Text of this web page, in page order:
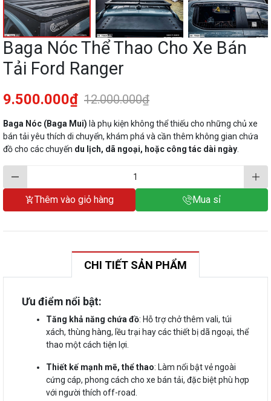
Baga Nóc Thể Thao Cho Xe Bán
Tải Ford Ranger
9.500.000₫ 12.000.000₫
Baga Nóc (Baga Mui) là phụ kiện không thể thiếu cho những chủ xe
bán tải yêu thích di chuyển, khám phá và cần thêm không gian chứa
đồ cho các chuyến du lịch, dã ngoại, hoặc công tác dài ngày.
Thêm vào giỏ hàng Mua sỉ
CHI TIẾT SẢN PHẨM
Ưu điểm nổi bật:
Tăng khả năng chứa đồ: Hỗ trợ chở thêm vali, túi
xách, thùng hàng, lều trại hay các thiết bị dã ngoại, thể
thao một cách tiện lợi.
Thiết kế mạnh mẽ, thể thao: Làm nổi bật vẻ ngoài
cứng cáp, phong cách cho xe bán tải, đặc biệt phù hợp
với người thích off-road.